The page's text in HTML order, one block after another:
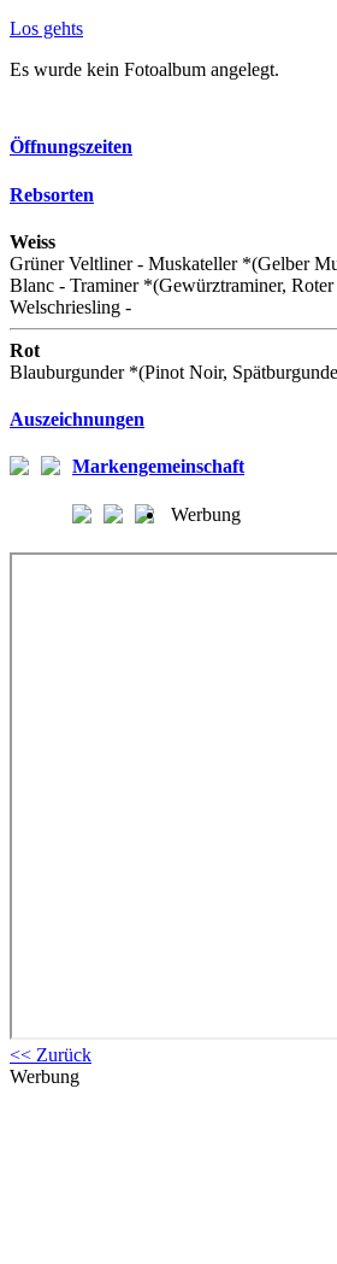
Los gehts
Es wurde kein Fotoalbum angelegt.
Öffnungszeiten
Rebsorten
Weiss
Grüner Veltliner - Muskateller *(Gelber
Blanc - Traminer *(Gewürztraminer,
Welschriesling -
Rot
Blauburgunder *(Pinot Noir,
Auszeichnungen
Markengemeinschaft
Werbung
<< Zurück
Werbung